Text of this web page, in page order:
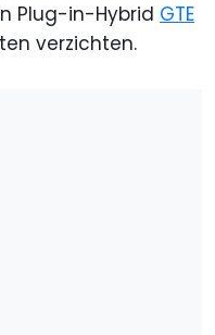
Plug-in-Hybrid GTE
verzichten.